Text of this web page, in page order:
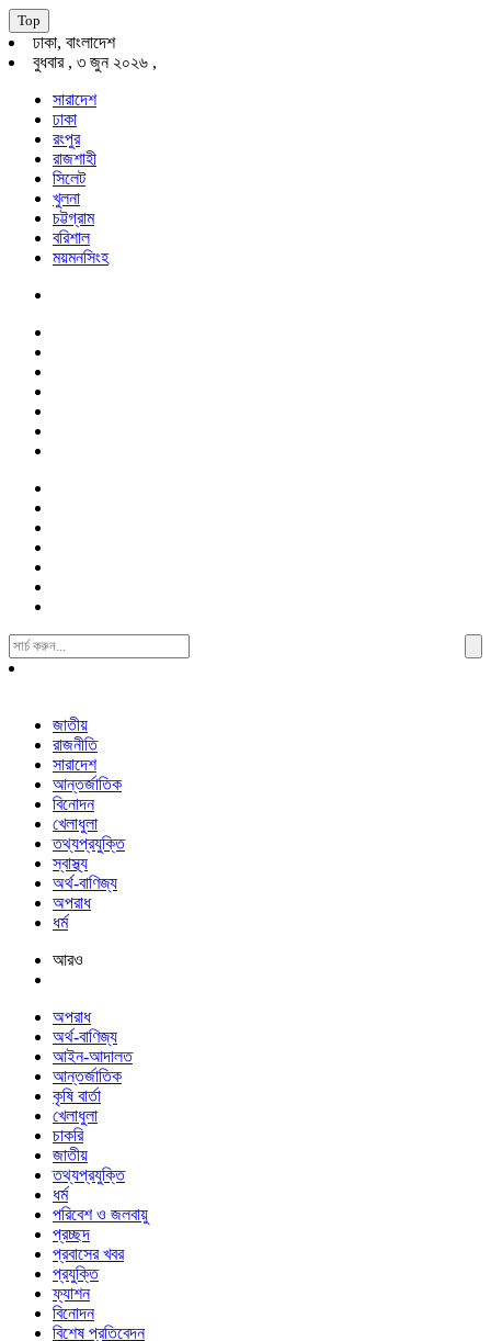
Top
ঢাকা, বাংলাদেশ
বুধবার , ৩ জুন ২০২৬ ,
সারাদেশ
ঢাকা
রংপুর
রাজশাহী
সিলেট
খুলনা
চট্টগ্রাম
বরিশাল
ময়মনসিংহ
Search
For:
জাতীয়
রাজনীতি
সারাদেশ
আন্তর্জাতিক
বিনোদন
খেলাধুলা
তথ্যপ্রযুক্তি
স্বাস্থ্য
অর্থ-বাণিজ্য
অপরাধ
ধর্ম
আরও
অপরাধ
অর্থ-বাণিজ্য
আইন-আদালত
আন্তর্জাতিক
কৃষি বার্তা
খেলাধুলা
চাকরি
জাতীয়
তথ্যপ্রযুক্তি
ধর্ম
পরিবেশ ও জলবায়ু
প্রচ্ছদ
প্রবাসের খবর
প্রযুক্তি
ফ্যাশন
বিনোদন
বিশেষ প্রতিবেদন